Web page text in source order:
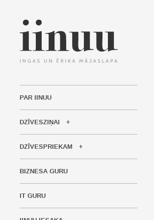
PAR IINUU
DZĪVESZIŅAI
DZĪVESPRIEKAM
BIZNESA GURU
IT GURU